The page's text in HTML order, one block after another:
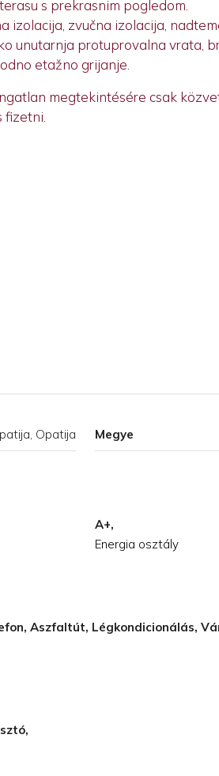
s prekrasnim pogledom.
zvučna izolacija,
unutarnja protuprovalna vrata,
etažno grijanje.
megtekintésére csak
fizetni.
Opatija Megye
A+,
Energia osztály
Aszfaltút, Légkondicionálás,